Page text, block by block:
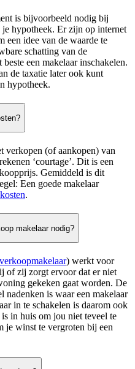
is bijvoorbeeld nodig bij
hypotheek. Er zijn op internet
een idee van de waarde te
schatting van de
een makelaar inschakelen.
de taxatie later ook kunt
hypotheek.
verkopen (of aankopen) van
‘courtage’. Dit is een
Gemiddeld is dit
Een goede makelaar
.
makelaar nodig?
verkoopmakelaar) werkt voor
of zij zorgt ervoor dat er niet
gekeken gaat worden. De
nadenken is waar een makelaar
in te schakelen is daarom ook
in huis om jou niet teveel te
je winst te vergroten bij een